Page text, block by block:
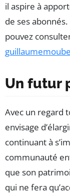
il aspire à
de ses
pouvez
Un futur
Avec un regard
envisage
continuant à
communauté
que son
qui ne fera